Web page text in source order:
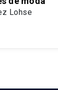
Lohse